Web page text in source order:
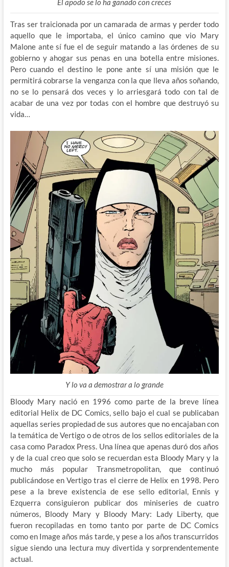
El apodo se lo ha ganado con creces
Tras ser traicionada por un camarada de armas y perder todo
aquello que le importaba, el único camino que vio Mary
Malone ante sí fue el de seguir matando a las órdenes de su
gobierno y ahogar sus penas en una botella entre misiones.
Pero cuando el destino le pone ante sí una misión que le
permitirá cobrarse la venganza con la que lleva años soñando,
no se lo pensará dos veces y lo arriesgará todo con tal de
acabar de una vez por todas con el hombre que destruyó su
vida…
Y lo va a demostrar a lo grande
Bloody Mary nació en 1996 como parte de la breve línea
editorial Helix de DC Comics, sello bajo el cual se publicaban
aquellas series propiedad de sus autores que no encajaban con
la temática de Vertigo o de otros de los sellos editoriales de la
casa como Paradox Press. Una línea que apenas duró dos años
y de la cual creo que solo se recuerdan esta Bloody Mary y la
mucho más popular Transmetropolitan, que continuó
publicándose en Vertigo tras el cierre de Helix en 1998. Pero
pese a la breve existencia de ese sello editorial, Ennis y
Ezquerra consiguieron publicar dos miniseries de cuatro
números, Bloody Mary y Bloody Mary: Lady Liberty, que
fueron recopiladas en tomo tanto por parte de DC Comics
como en Image años más tarde, y pese a los años transcurridos
sigue siendo una lectura muy divertida y sorprendentemente
actual.